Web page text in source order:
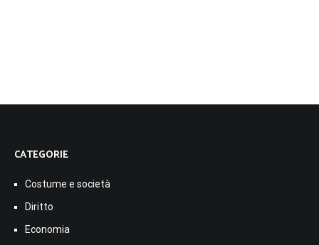
CATEGORIE
Costume e società
Diritto
Economia